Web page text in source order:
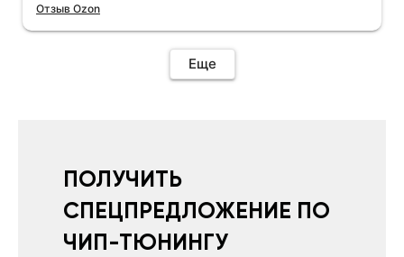
Отзыв Ozon
Еще
ПОЛУЧИТЬ
СПЕЦПРЕДЛОЖЕНИЕ ПО
ЧИП-ТЮНИНГУ